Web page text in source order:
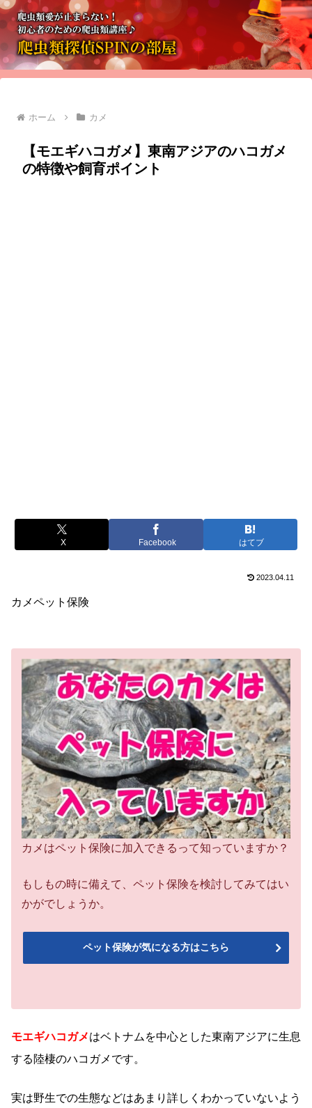
ホーム カメ
【モエギハコガメ】東南アジアのハコガメ
の特徴や飼育ポイント
X Facebook はてブ
2023.04.11
カメペット保険
カメはペット保険に加入できるって知っていますか？
もしもの時に備えて、ペット保険を検討してみてはい
かがでしょうか。
ペット保険が気になる方はこちら
モエギハコガメはベトナムを中心とした東南アジアに生息
する陸棲のハコガメです。
実は野生での生態などはあまり詳しくわかっていないよう